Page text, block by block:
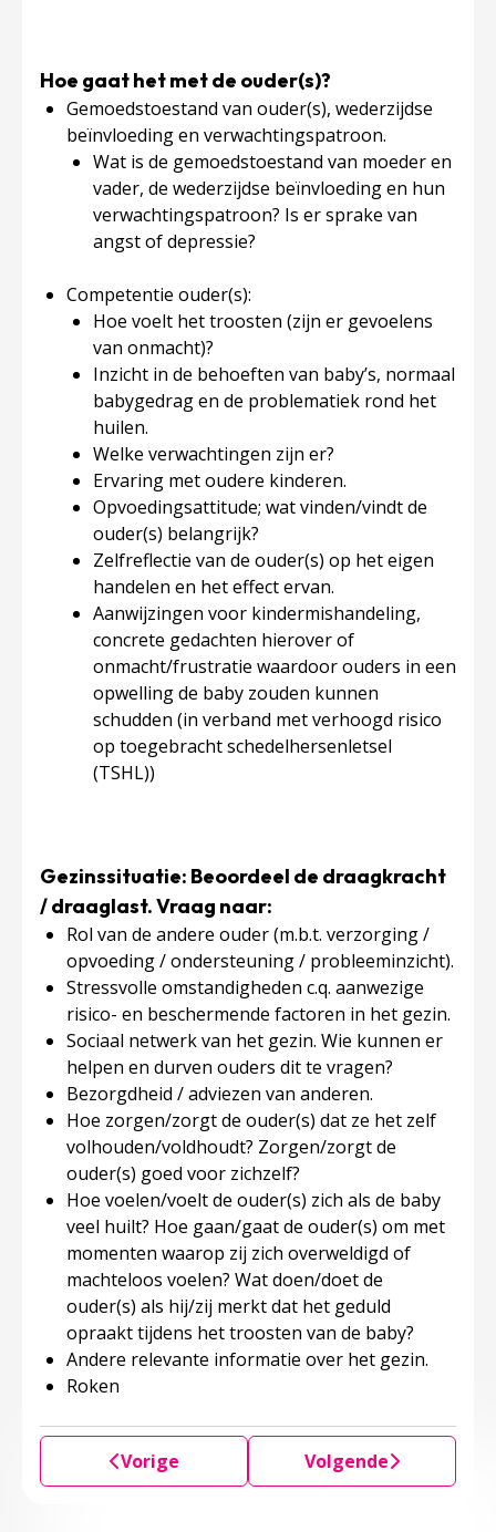
Hoe gaat het met de ouder(s)?
Gemoedstoestand van ouder(s), wederzijdse
beïnvloeding en verwachtingspatroon.
Wat is de gemoedstoestand van moeder en
vader, de wederzijdse beïnvloeding en hun
verwachtingspatroon? Is er sprake van
angst of depressie?
Competentie ouder(s):
Hoe voelt het troosten (zijn er gevoelens
van onmacht)?
Inzicht in de behoeften van baby’s, normaal
babygedrag en de problematiek rond het
huilen.
Welke verwachtingen zijn er?
Ervaring met oudere kinderen.
Opvoedingsattitude; wat vinden/vindt de
ouder(s) belangrijk?
Zelfreflectie van de ouder(s) op het eigen
handelen en het effect ervan.
Aanwijzingen voor kindermishandeling,
concrete gedachten hierover of
onmacht/frustratie waardoor ouders in een
opwelling de baby zouden kunnen
schudden (in verband met verhoogd risico
op toegebracht schedelhersenletsel
(TSHL))
Gezinssituatie: Beoordeel de draagkracht
/ draaglast. Vraag naar:
Rol van de andere ouder (m.b.t. verzorging /
opvoeding / ondersteuning / probleeminzicht).
Stressvolle omstandigheden c.q. aanwezige
risico- en beschermende factoren in het gezin.
Sociaal netwerk van het gezin. Wie kunnen er
helpen en durven ouders dit te vragen?
Bezorgdheid / adviezen van anderen.
Hoe zorgen/zorgt de ouder(s) dat ze het zelf
volhouden/voldhoudt? Zorgen/zorgt de
ouder(s) goed voor zichzelf?
Hoe voelen/voelt de ouder(s) zich als de baby
veel huilt? Hoe gaan/gaat de ouder(s) om met
momenten waarop zij zich overweldigd of
machteloos voelen? Wat doen/doet de
ouder(s) als hij/zij merkt dat het geduld
opraakt tijdens het troosten van de baby?
Andere relevante informatie over het gezin.
Roken
Vorige Volgende